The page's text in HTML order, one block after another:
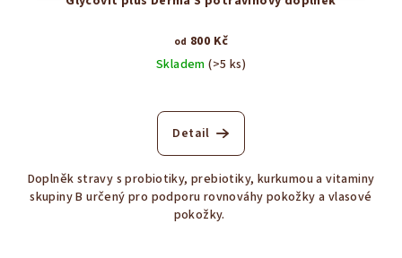
od 800 Kč
Skladem(>5 ks)
hodnocení
produktu
z
5
hvězdiček.
Detail
Doplněk stravy s probiotiky, prebiotiky, kurkumou a vitaminy
skupiny B určený pro podporu rovnováhy pokožky a vlasové
pokožky.